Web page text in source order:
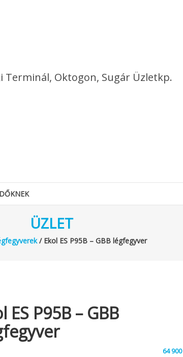
Terminál, Oktogon, Sugár Üzletkp.
ÜZLET
/ Ekol ES P95B – GBB légfegyver
ES P95B – GBB
64 900